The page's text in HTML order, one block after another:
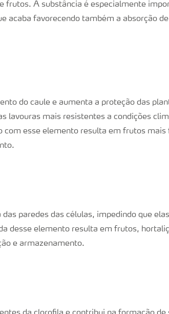
frutos. A substância é especialmente
acaba favorecendo também a absorção
do caule e aumenta a proteção das
lavouras mais resistentes a condições
com esse elemento resulta em frutos
paredes das células, impedindo que
desse elemento resulta em frutos,
e armazenamento.